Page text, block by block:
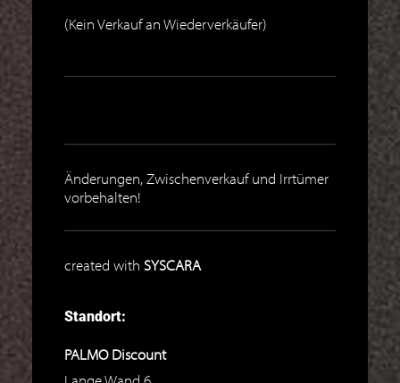
(Kein Verkauf an Wiederverkäufer)
Änderungen, Zwischenverkauf und Irrtümer
vorbehalten!
created with SYSCARA
Standort:
PALMO Discount